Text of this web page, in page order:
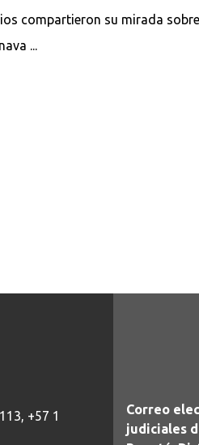
compartieron su mirada
...
+57 1
Correo
judiciales